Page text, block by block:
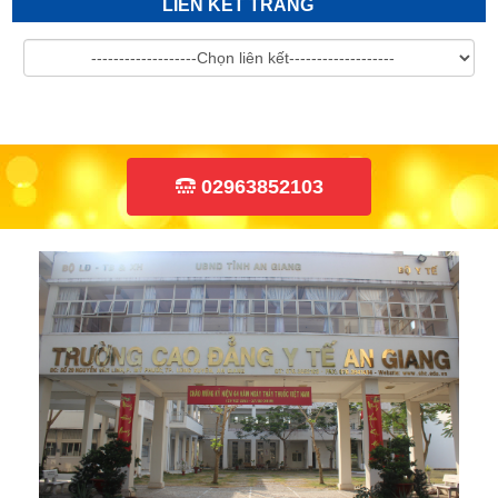
LIÊN KẾT TRANG
02963852103